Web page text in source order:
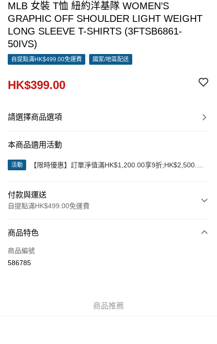
MLB 女裝 T恤 紐約洋基隊 WOMEN’S
GRAPHIC OFF SHOULDER LIGHT WEIGHT
LONG SLEEVE T-SHIRTS (3FTSB6861-
50IVS)
自提點滿HK$499.00免運費 國家/地區配送
HK$399.00
請選擇商品選項
本商品適用活動
活動
【限時優惠】訂單淨值滿HK$1,200.00享9折;HK$2,500.00
付款與運送
自提點滿HK$499.00免運費
信用卡
Apple Pay
商品特色
商品編號
586785
商品推薦